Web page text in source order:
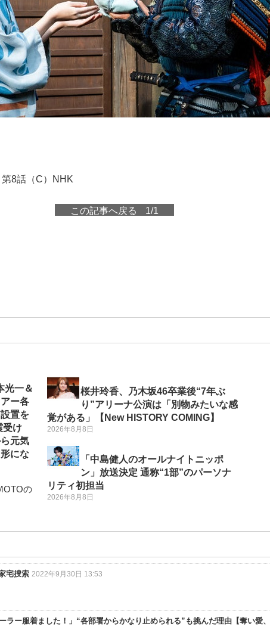
8話（C）NHK
この記事へ戻る 1/1
光一＆
ー各
置を
受け
ら元気
にな
の
桜井玲香、乃木坂46卒業後“7年ぶ
り”アリーナ公演は「別物みたいな感
覚がある」【New HISTORY COMING】
2026年8月8日
「中島健人のオールナイトニッポ
ン」放送決定 通称“1部”のパーソナ
リティ初担当
2026年8月8日
宅捜索 2022年9月30日 13:53
ラー服着ました！」“各部署からかなり止められる”も挑んだ理由【奪い愛、